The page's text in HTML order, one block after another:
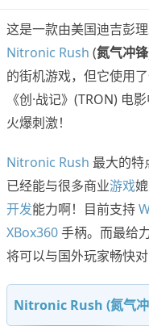
这是一款由美国迪吉彭
Nitronic Rush (氮气冲锋
的街机游戏，但它使用
《创·战记》(TRON) 电
火爆刺激！
Nitronic Rush 最大的特
已经能与很多商业游戏
开发能力啊！目前支持
XBox360手柄。而最给
将可以与国外玩家畅快对
Nitronic Rush (氮气冲